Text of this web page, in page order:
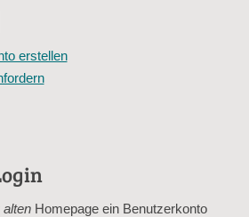
erstellen
überprüft, ob Sie ein menschlicher
Sternlein stehen
alten Homepage ein Benutzerkonto